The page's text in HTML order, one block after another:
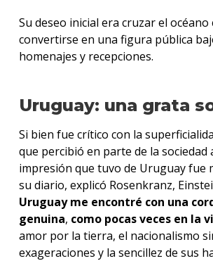
Su deseo inicial era cruzar el océano
convertirse en una figura pública
homenajes y recepciones.
Uruguay: una grata
Si bien fue crítico con la
que percibió en parte de la sociedad
impresión que tuvo de Uruguay fue
su diario, explicó Rosenkranz,
Uruguay me encontré con una
genuina, como pocas veces en la
amor por la tierra, el nacionalismo
exageraciones y la sencillez de sus